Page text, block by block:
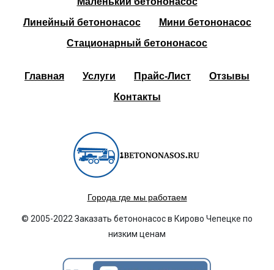
Линейный бетононасос
Мини бетононасос
Стационарный бетононасос
Главная Услуги Прайс-Лист
Отзывы
Контакты
Города где мы работаем
© 2005-2022 Заказать бетононасос в Кирово Чепецке по
низким ценам